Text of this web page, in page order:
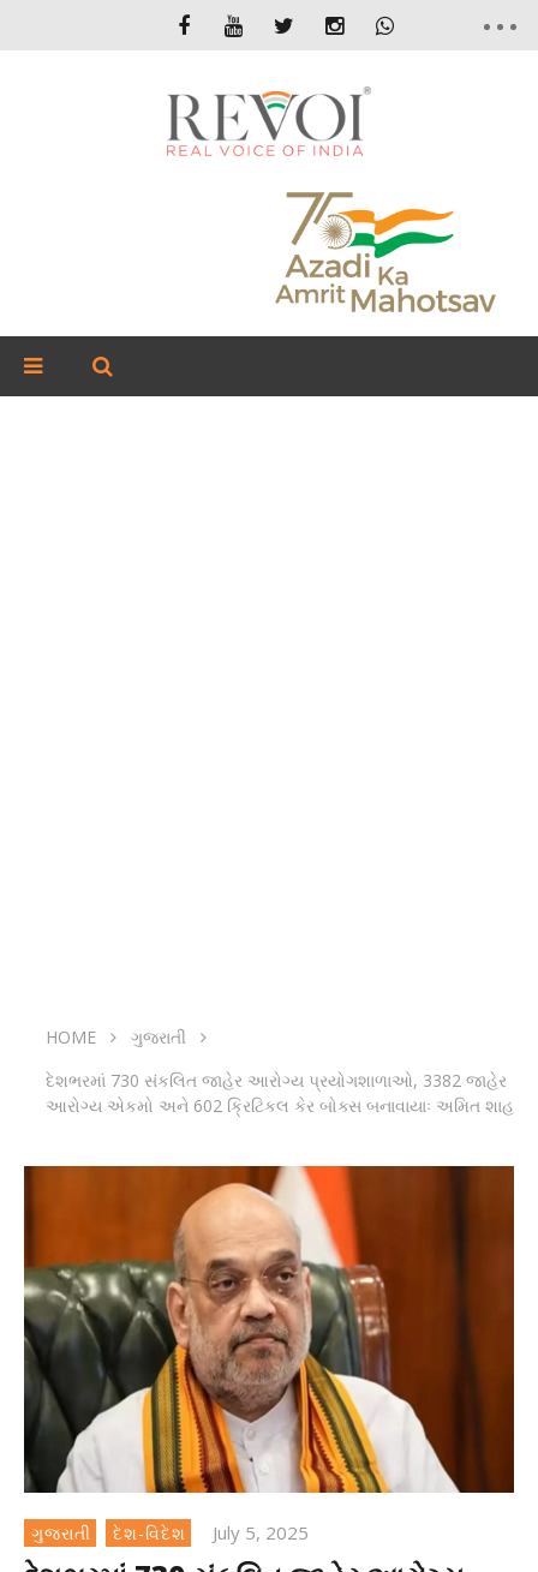
HOME
ગુજરાતી
દેશભરમાં 730 સંકલિત જાહેર આરોગ્ય પ્રયોગશાળાઓ, 3382 જાહેર
આરોગ્ય એકમો અને 602 ક્રિટિકલ કેર બોક્સ બનાવાયાઃ અમિત શાહ
ગુજરાતી દેશ-વિદેશ July 5, 2025